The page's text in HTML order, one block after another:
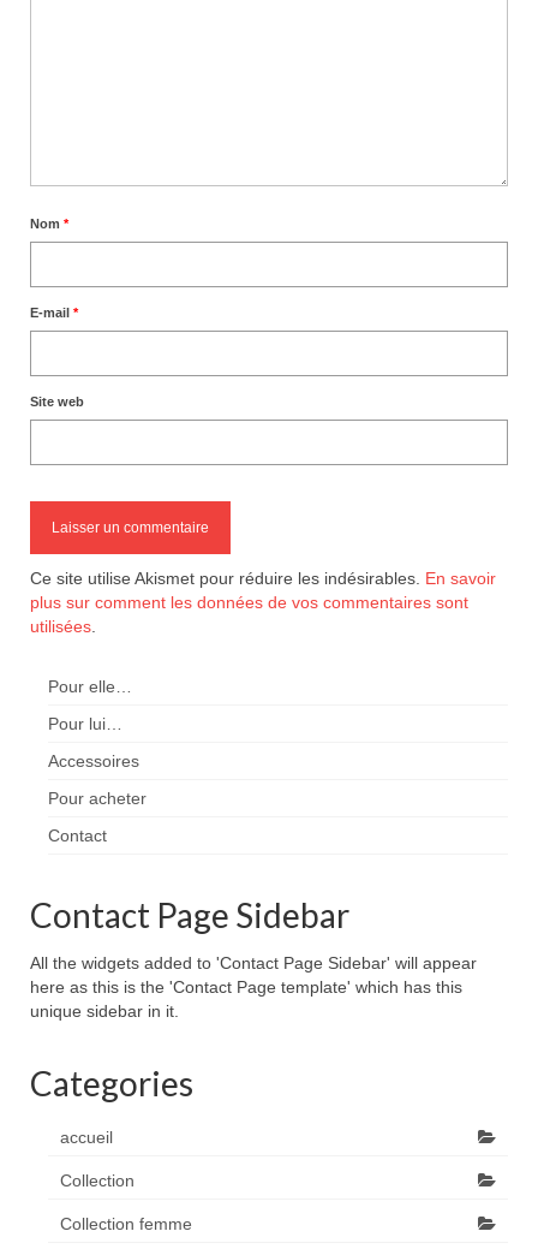
Nom *
E-mail *
Site web
Ce site utilise Akismet pour réduire les indésirables. En savoir
plus sur comment les données de vos commentaires sont
utilisées
Pour elle…
Pour lui…
Accessoires
Pour acheter
Contact
Contact Page Sidebar
All the widgets added to 'Contact Page Sidebar' will appear
here as this is the 'Contact Page template' which has this
unique sidebar in it.
Categories
accueil
Collection
Collection femme